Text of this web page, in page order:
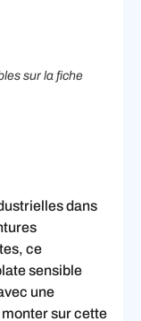
sur la fiche
dans
ce
sensible
une
sur cette